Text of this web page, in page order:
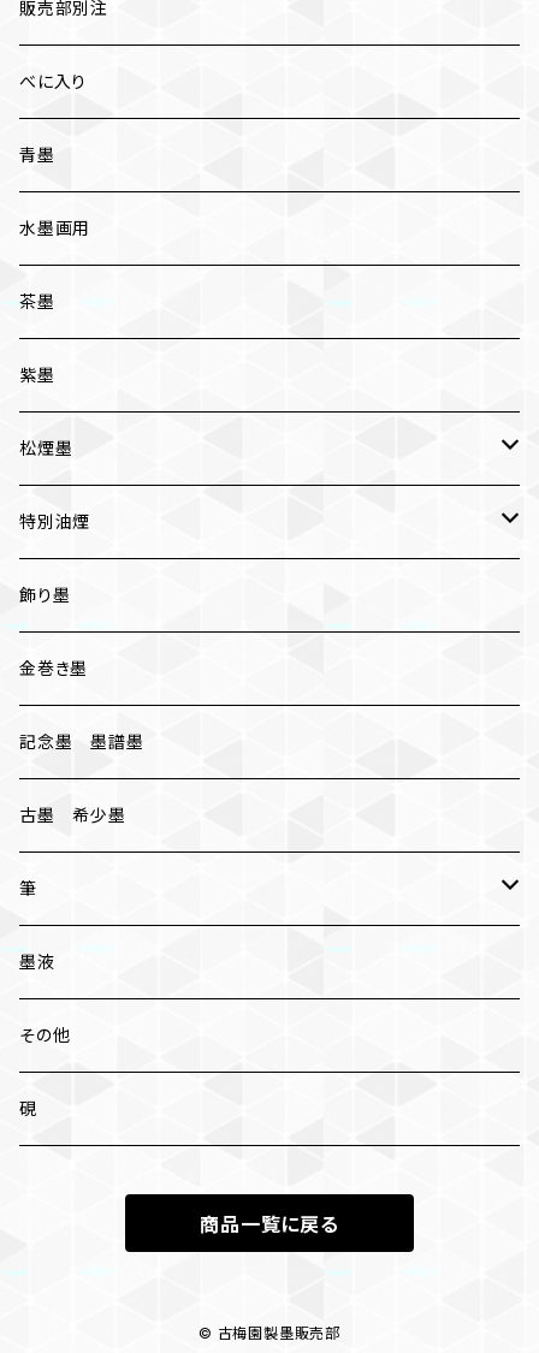
漆墨
紅花墨 各種
三ツ星
五ツ星
かな用
写経用
条幅用
一般実用
販売部別注
べに入り
青墨
水墨画用
茶墨
紫墨
松煙墨
いきまつ
おちまつ
特別油煙
椿油煙墨
胡麻油煙墨
桐油煙墨
飾り墨
金巻き墨
記念墨 墨譜墨
古墨 希少墨
筆
小筆
中筆
太筆
墨液
その他
硯
商品一覧に戻る
© 古梅園製墨販売部